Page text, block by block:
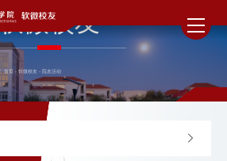
微校友
: 首页 - 软微校友 - 院友活动